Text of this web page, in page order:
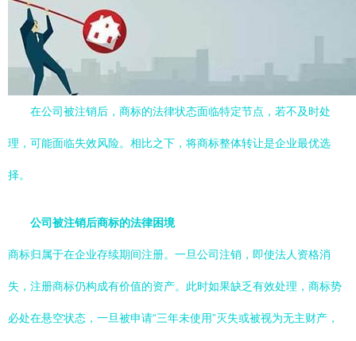
在公司被注销后，商标的法律状态面临特定节点，若不及时处
理，可能面临失效风险。相比之下，将商标整体转让是企业最优选
择。
公司被注销后商标的法律困境
商标归属于在企业存续期间注册。一旦公司注销，即使法人资格消
失，注册商标仍构成有价值的资产。此时如果缺乏有效处理，商标势
必处在悬空状态，一旦被申请“三年未使用”灭失或被视为无主财产，